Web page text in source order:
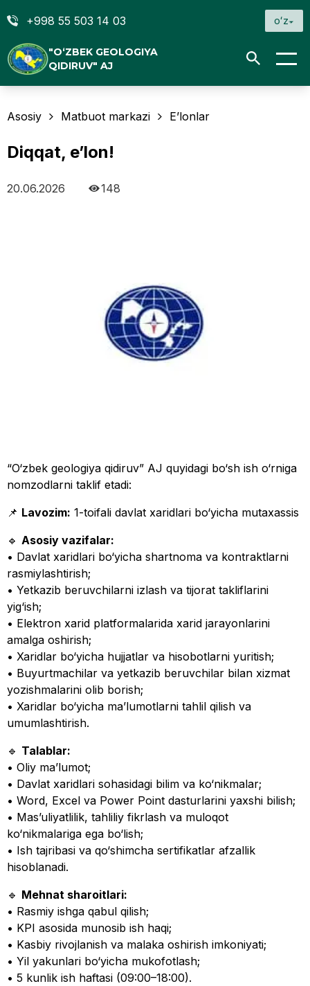
+998 55 503 14 03 oʻz
"O‘ZBEK GEOLOGIYA
QIDIRUV" AJ
Asosiy Matbuot markazi E’lonlar
Diqqat, e’lon!
20.06.2026 148
“O‘zbek geologiya qidiruv” AJ quyidagi bo‘sh ish o‘rniga
nomzodlarni taklif etadi:
📌 Lavozim: 1-toifali davlat xaridlari bo‘yicha mutaxassis
🔹 Asosiy vazifalar:
• Davlat xaridlari bo‘yicha shartnoma va kontraktlarni
rasmiylashtirish;
• Yetkazib beruvchilarni izlash va tijorat takliflarini
yig‘ish;
• Elektron xarid platformalarida xarid jarayonlarini
amalga oshirish;
• Xaridlar bo‘yicha hujjatlar va hisobotlarni yuritish;
• Buyurtmachilar va yetkazib beruvchilar bilan xizmat
yozishmalarini olib borish;
• Xaridlar bo‘yicha ma’lumotlarni tahlil qilish va
umumlashtirish.
🔹 Talablar:
• Oliy ma’lumot;
• Davlat xaridlari sohasidagi bilim va ko‘nikmalar;
• Word, Excel va Power Point dasturlarini yaxshi bilish;
• Mas’uliyatlilik, tahliliy fikrlash va muloqot
ko‘nikmalariga ega bo‘lish;
• Ish tajribasi va qo‘shimcha sertifikatlar afzallik
hisoblanadi.
🔹 Mehnat sharoitlari:
• Rasmiy ishga qabul qilish;
• KPI asosida munosib ish haqi;
• Kasbiy rivojlanish va malaka oshirish imkoniyati;
• Yil yakunlari bo‘yicha mukofotlash;
• 5 kunlik ish haftasi (09:00–18:00).